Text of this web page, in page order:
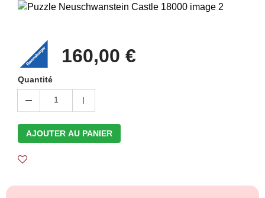
160,00 €
Quantité
1
AJOUTER AU PANIER